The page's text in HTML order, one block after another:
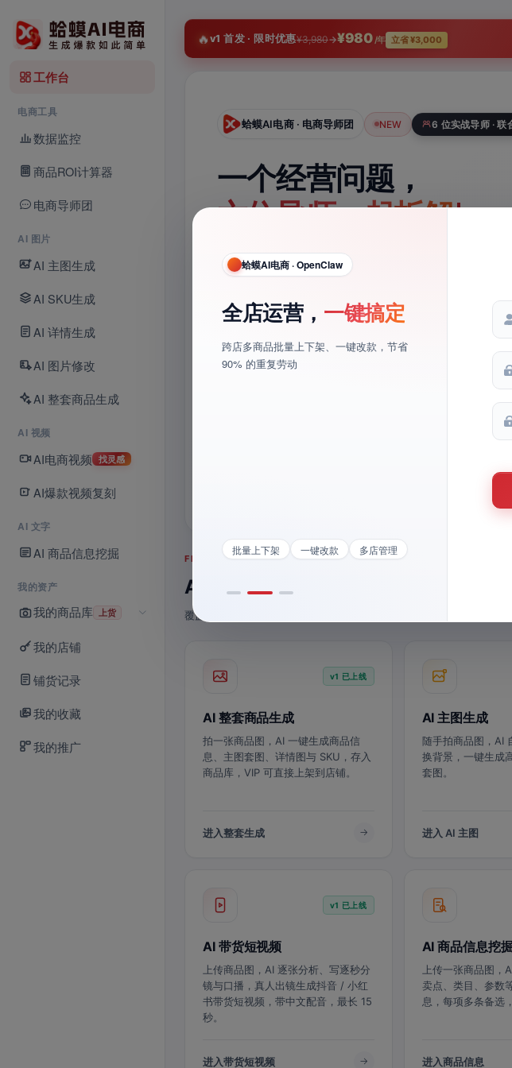
工作台
电商工具
数据监控
商品ROI计算器
电商导师团
AI 图片
AI 主图生成
AI SKU生成
AI 详情生成
AI 图片修改
AI 整套商品生成
AI 视频
AI电商视频 找灵感
AI爆款视频复刻
AI 文字
AI 商品信息挖掘
我的资产
我的商品库 上货
我的店铺
铺货记录
我的收藏
我的推广
🔥v1 首发 · 限时优惠¥3,980→¥980/年 立省 ¥3,000
· 电商视频
蛤蟆AI电商 · 电商导师团 NEW 6 位实战导师 · 联
一个经营问题，
六位导师一起拆解
给你下一步怎么做。
再把建议拆成可以马上执行的步骤。支持上传数据截图
立即向导师团提问
文
FEATURE MATRIX · v1 模块路线图
AI 主图 / 详情页 / 视频已上线，AI 全
覆盖商品生成、图片与视频创作、导师问答、经营数据和店铺批量操作
v1 已上线
AI 整套商品生成
拍一张商品图，AI 一键生成商品信
息、主图套图、详情图与 SKU，存入
商品库，VIP 可直接上架到店铺。
进入整套生成
AI 主图生成
随手拍商品图，AI
换背景，一键生成
套图。
进入 AI 主图
v1 已上线
AI 带货短视频
上传商品图，AI 逐张分析、写逐秒分
镜与口播，真人出镜生成抖音 / 小红
书带货短视频，带中文配音，最长 15
秒。
进入带货短视频
AI 商品信息挖
上传一张商品图，
卖点、类目、参数
息，每项多条备选
进入商品信息
素
主图
效率
蛤蟆AI电商 · OpenClaw
全店运营， 一键搞定
跨店多商品批量上下架、一键改款，节省
90% 的重复劳动
批量上下架 一键改款 多店管理
数
小时
史，